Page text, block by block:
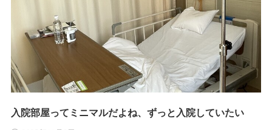
入院部屋ってミニマルだよね、ずっと入院していたい